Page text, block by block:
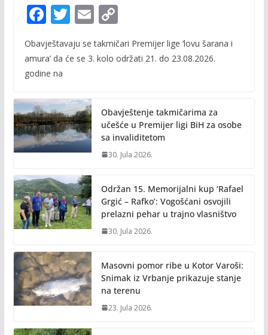
F
e
b
o
k
T
itt
E
ai
C
p
n
k
Obavještavaju se takmičari Premijer lige ‘lovu šarana i
amura’ da će se 3. kolo održati 21. do 23.08.2026.
godine na
Obavještenje takmičarima za
učešće u Premijer ligi BiH za osobe
sa invaliditetom
30. Jula 2026.
Održan 15. Memorijalni kup ‘Rafael
Grgić – Rafko’: Vogošćani osvojili
prelazni pehar u trajno vlasništvo
30. Jula 2026.
Masovni pomor ribe u Kotor Varoši:
Snimak iz Vrbanje prikazuje stanje
na terenu
23. Jula 2026.